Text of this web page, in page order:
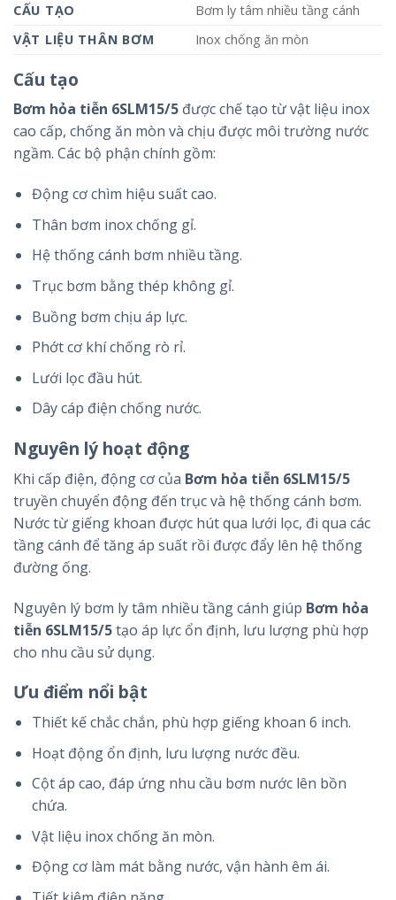
CẤU TẠO
Bơm ly tâm nhiều tầng cánh
VẬT LIỆU THÂN BƠM
Inox chống ăn mòn
Cấu tạo
Bơm hỏa tiễn 6SLM15/5 được chế tạo từ vật liệu inox
cao cấp, chống ăn mòn và chịu được môi trường nước
ngầm. Các bộ phận chính gồm:
Động cơ chìm hiệu suất cao.
Thân bơm inox chống gỉ.
Hệ thống cánh bơm nhiều tầng.
Trục bơm bằng thép không gỉ.
Buồng bơm chịu áp lực.
Phớt cơ khí chống rò rỉ.
Lưới lọc đầu hút.
Dây cáp điện chống nước.
Nguyên lý hoạt động
Khi cấp điện, động cơ của Bơm hỏa tiễn 6SLM15/5
truyền chuyển động đến trục và hệ thống cánh bơm.
Nước từ giếng khoan được hút qua lưới lọc, đi qua các
tầng cánh để tăng áp suất rồi được đẩy lên hệ thống
đường ống.
Nguyên lý bơm ly tâm nhiều tầng cánh giúp Bơm hỏa
tiễn 6SLM15/5tạo áp lực ổn định, lưu lượng phù hợp
cho nhu cầu sử dụng.
Ưu điểm nổi bật
Thiết kế chắc chắn, phù hợp giếng khoan 6 inch.
Hoạt động ổn định, lưu lượng nước đều.
Cột áp cao, đáp ứng nhu cầu bơm nước lên bồn
chứa.
Vật liệu inox chống ăn mòn.
Động cơ làm mát bằng nước, vận hành êm ái.